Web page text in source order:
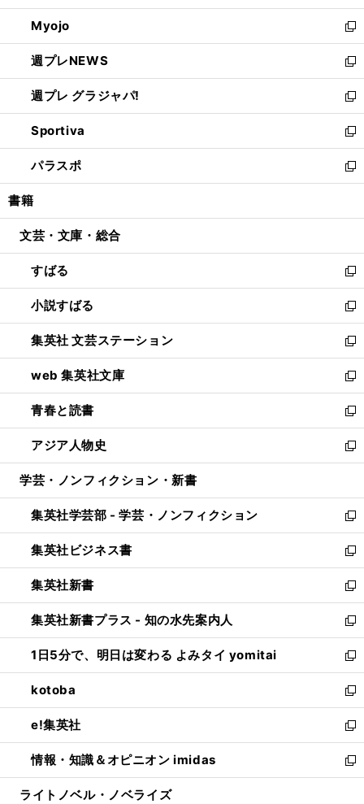
開
く
ウ
で
開
く
ン
ド
ウ
で
開
く
ウ
ィ
ン
ド
ウ
で
開
く
Myojo
新
し
い
ウ
ィ
ン
ド
ウ
で
開
週プレNEWS
新
し
い
ウ
ィ
ン
ド
ウ
開
週プレ グラジャパ!
新
し
い
ウ
ィ
ン
ウ
開
く
Sportiva
新
し
い
ウ
ン
ウ
で
開
く
パラスポ
新
し
ウ
ン
ド
ウ
で
開
く
書籍
文芸・文庫・総合
すばる
新
し
い
ウ
ィ
ン
ド
ウ
で
開
く
小説すばる
新
し
い
ウ
ィ
ン
ド
ウ
で
開
集英社 文芸ステーション
新
し
い
ウ
ィ
ン
ド
ウ
開
く
web 集英社文庫
新
し
い
ウ
ィ
ン
ウ
で
開
く
青春と読書
新
し
い
ウ
ン
ド
ウ
で
開
く
アジア人物史
新
し
ウ
ィ
ン
ド
ウ
で
開
く
学芸・ノンフィクション・新書
集英社学芸部 - 学芸・ノンフィクション
新
し
い
ウ
ィ
ン
ド
ウ
で
開
く
集英社ビジネス書
新
し
い
ウ
ィ
ン
ド
ウ
で
開
く
集英社新書
新
し
い
ウ
ィ
ン
ド
ウ
で
開
く
集英社新書プラス - 知の水先案内人
新
し
い
ウ
ィ
ン
ド
ウ
で
開
1日5分で、明日は変わる よみタイ yomitai
新
し
い
ウ
ィ
ン
ド
ウ
kotoba
新
し
い
ウ
ィ
ン
e!集英社
新
し
い
ウ
情報・知識＆オピニオン imidas
新
し
ライトノベル・ノベライズ